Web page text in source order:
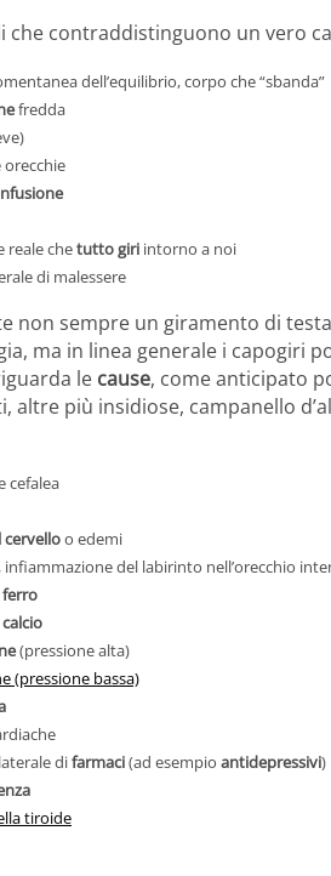
che contraddistinguono un vero
dell’equilibrio, corpo che “sbanda”
fredda
orecchie
reale chetutto giri intorno a noi
di malessere
non sempre un giramento di
ma in linea generale i capogiri
le cause, come anticipato
altre più insidiose, campanello
cefalea
cervelloo edemi
infiammazione del labirinto nell’orecchio
ferro
(pressione alta)
(pressione bassa)
difarmaci(ad esempio antidepressivi)
tiroide